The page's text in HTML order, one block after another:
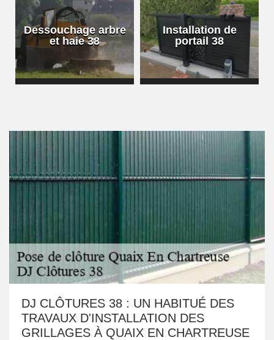
Dessouchage arbre
et haie 38
Installation de
portail 38
DJ CLÔTURES 38 : UN HABITUÉ DES
TRAVAUX D'INSTALLATION DES
GRILLAGES À QUAIX EN CHARTREUSE